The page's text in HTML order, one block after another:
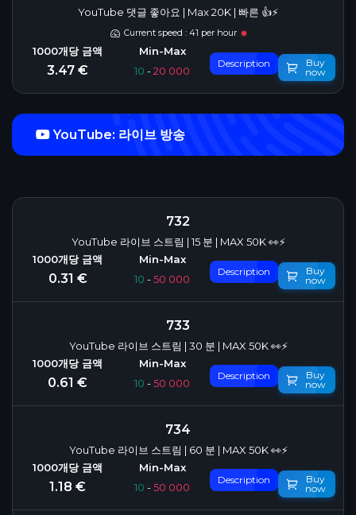
YouTube 댓글 좋아요 | Max 20K | 빠른 👍⚡
Current speed : 41 per hour
3.47 € 10 -20 000
Description
Buy
now
YouTube: 라이브 방송
732
YouTube 라이브 스트림 | 15 분 | MAX 50K 👀⚡
0.31 € 10 -50 000
Description
Buy
now
733
YouTube 라이브 스트림 | 30 분 | MAX 50K 👀⚡
0.61 € 10 -50 000
Description
Buy
now
734
YouTube 라이브 스트림 | 60 분 | MAX 50K 👀⚡
1.18 € 10 -50 000
Description
Buy
now